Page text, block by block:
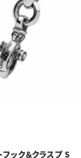
ック＆クラスプ S